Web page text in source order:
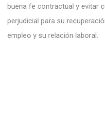
buena fe contractual y evitar
perjudicial para su
empleo y su relación laboral.